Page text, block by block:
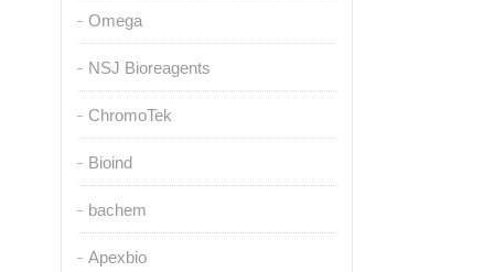
Omega
NSJ Bioreagents
ChromoTek
Bioind
bachem
Apexbio